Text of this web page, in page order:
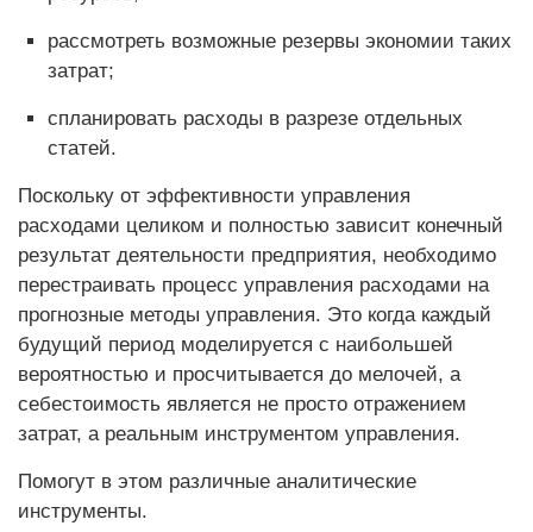
рассмотреть возможные резервы экономии таких
затрат;
спланировать расходы в разрезе отдельных
статей.
Поскольку от эффективности управления
расходами целиком и полностью зависит конечный
результат деятельности предприятия, необходимо
перестраивать процесс управления расходами на
прогнозные методы управления. Это когда каждый
будущий период моделируется с наибольшей
вероятностью и просчитывается до мелочей, а
себестоимость является не просто отражением
затрат, а реальным инструментом управления.
Помогут в этом различные аналитические
инструменты.